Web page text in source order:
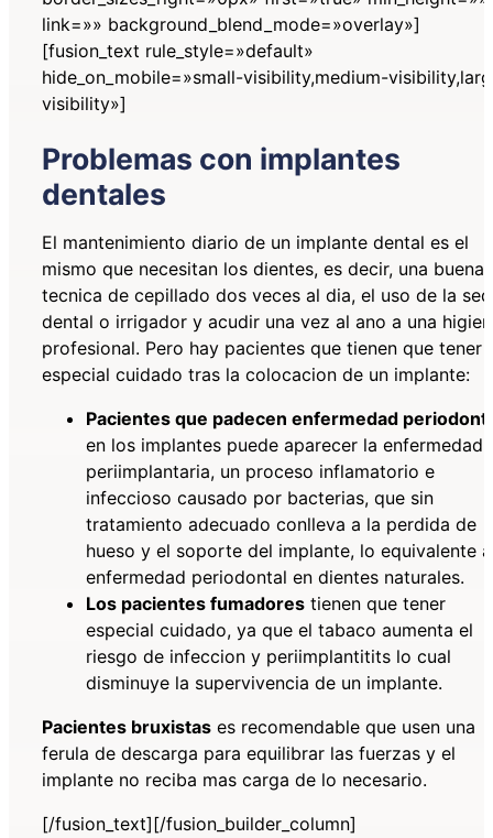
link=»» background_blend_mode=»overlay»]
[fusion_text rule_style=»default»
hide_on_mobile=»small-visibility,medium-
visibility»]
Problemas con implantes
dentales
El mantenimiento diario de un implante dental es el
mismo que necesitan los dientes, es decir, una buena
tecnica de cepillado dos veces al dia, el uso de la
dental o irrigador y acudir una vez al ano a una
profesional. Pero hay pacientes que tienen que tener
especial cuidado tras la colocacion de un implante:
Pacientes que padecen enfermedad
en los implantes puede aparecer la enfermedad
periimplantaria, un proceso inflamatorio e
infeccioso causado por bacterias, que sin
tratamiento adecuado conlleva a la perdida de
hueso y el soporte del implante, lo equivalente
enfermedad periodontal en dientes naturales.
Los pacientes fumadores tienen que tener
especial cuidado, ya que el tabaco aumenta el
riesgo de infeccion y periimplantitits lo cual
disminuye la supervivencia de un implante.
Pacientes bruxistas es recomendable que usen una
ferula de descarga para equilibrar las fuerzas y el
implante no reciba mas carga de lo necesario.
[/fusion_text][/fusion_builder_column]